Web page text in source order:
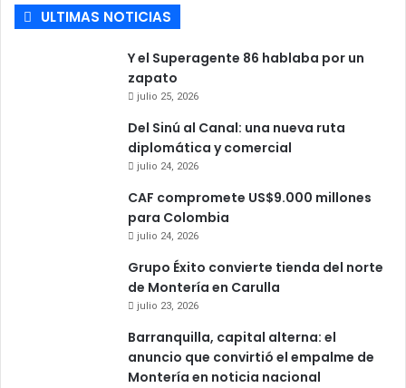
ULTIMAS NOTICIAS
Y el Superagente 86 hablaba por un
zapato
julio 25, 2026
Del Sinú al Canal: una nueva ruta
diplomática y comercial
julio 24, 2026
CAF compromete US$9.000 millones
para Colombia
julio 24, 2026
Grupo Éxito convierte tienda del norte
de Montería en Carulla
julio 23, 2026
Barranquilla, capital alterna: el
anuncio que convirtió el empalme de
Montería en noticia nacional